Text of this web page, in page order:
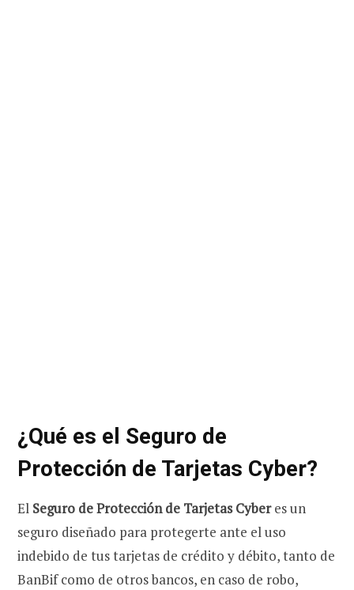
¿Qué es el Seguro de
Protección de Tarjetas Cyber?
El Seguro de Protección de Tarjetas Cyberes un
seguro diseñado para protegerte ante el uso
indebido de tus tarjetas de crédito y débito, tanto de
BanBif como de otros bancos, en caso de robo,